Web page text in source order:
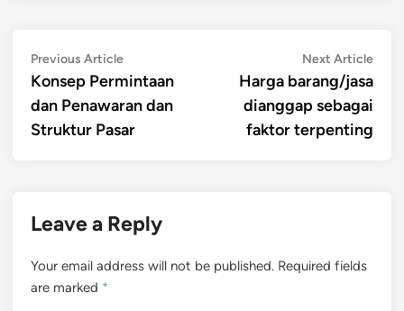
Post
navigation
Previous ArticlePrevious
article:
Konsep Permintaan
dan Penawaran dan
Struktur Pasar
Next ArticleNext
Harga barang/jasa
dianggap sebagai
faktor terpenting
Leave a Reply
Your email address will not be published. Required fields
are marked *